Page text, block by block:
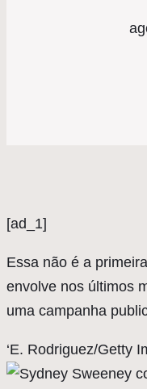
[ad_1]
Essa não é a
envolve nos últimos
uma campanha
‘E. Rodriguez/Getty